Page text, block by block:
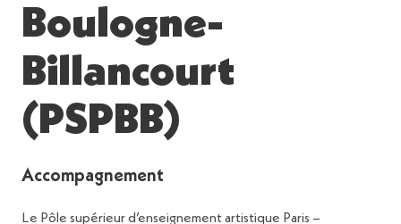
Boulogne-
Billancourt
(PSPBB)
Accompagnement
Le Pôle supérieur d’enseignement artistique Paris –